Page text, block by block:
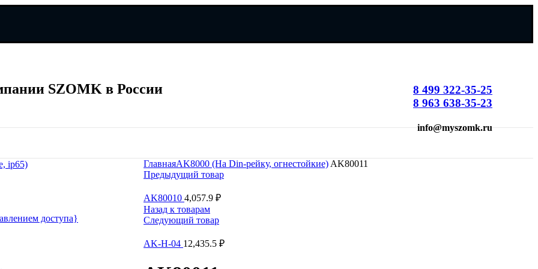
SZOMK в России
SZOMK в России
8 499 322-35-25
8 963 638-35-23
info@myszomk.ru
ip65)
доступа}
ГлавнаяAK8000 (На Din-рейку, огнестойкие) AK80011
Предыдущий товар
AK80010 4,057.9 ₽
Назад к товарам
Следующий товар
AK-H-04 12,435.5 ₽